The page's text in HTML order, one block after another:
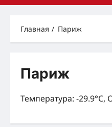
Главная Париж
Париж
Температура: -29.9°C,